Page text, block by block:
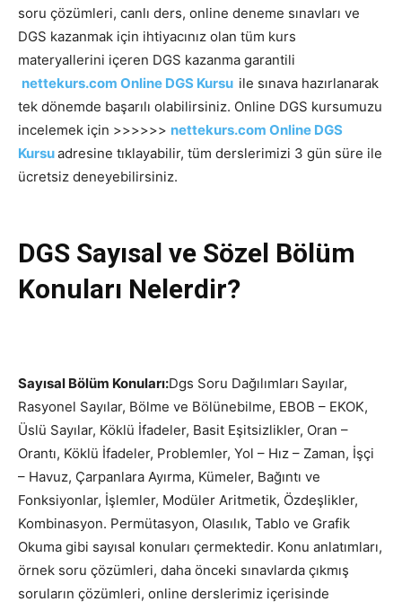
soru çözümleri, canlı ders, online deneme sınavları ve
DGS kazanmak için ihtiyacınız olan tüm kurs
materyallerini içeren DGS kazanma garantili
nettekurs.com Online DGS Kursu ile sınava hazırlanarak
tek dönemde başarılı olabilirsiniz. Online DGS kursumuzu
incelemek için >>>>>> nettekurs.com Online DGS
Kursuadresine tıklayabilir, tüm derslerimizi 3 gün süre ile
ücretsiz deneyebilirsiniz.
DGS Sayısal ve Sözel Bölüm
Konuları Nelerdir?
Sayısal Bölüm Konuları:Dgs Soru Dağılımları Sayılar,
Rasyonel Sayılar, Bölme ve Bölünebilme, EBOB – EKOK,
Üslü Sayılar, Köklü İfadeler, Basit Eşitsizlikler, Oran –
Orantı, Köklü İfadeler, Problemler, Yol – Hız – Zaman, İşçi
– Havuz, Çarpanlara Ayırma, Kümeler, Bağıntı ve
Fonksiyonlar, İşlemler, Modüler Aritmetik, Özdeşlikler,
Kombinasyon. Permütasyon, Olasılık, Tablo ve Grafik
Okuma gibi sayısal konuları çermektedir. Konu anlatımları,
örnek soru çözümleri, daha önceki sınavlarda çıkmış
soruların çözümleri, online derslerimiz içerisinde